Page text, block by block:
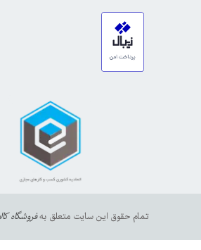
تمام حقوق این سایت متعلق بهفروشگاه